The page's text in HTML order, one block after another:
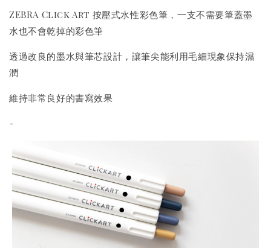
ZEBRA Click Art 按壓式水性彩色筆，一支不需要筆蓋墨
水也不會乾掉的彩色筆
透過改良的墨水與筆芯設計，讓筆尖能利用毛細現象保持濕
潤
維持非常良好的書寫效果
-